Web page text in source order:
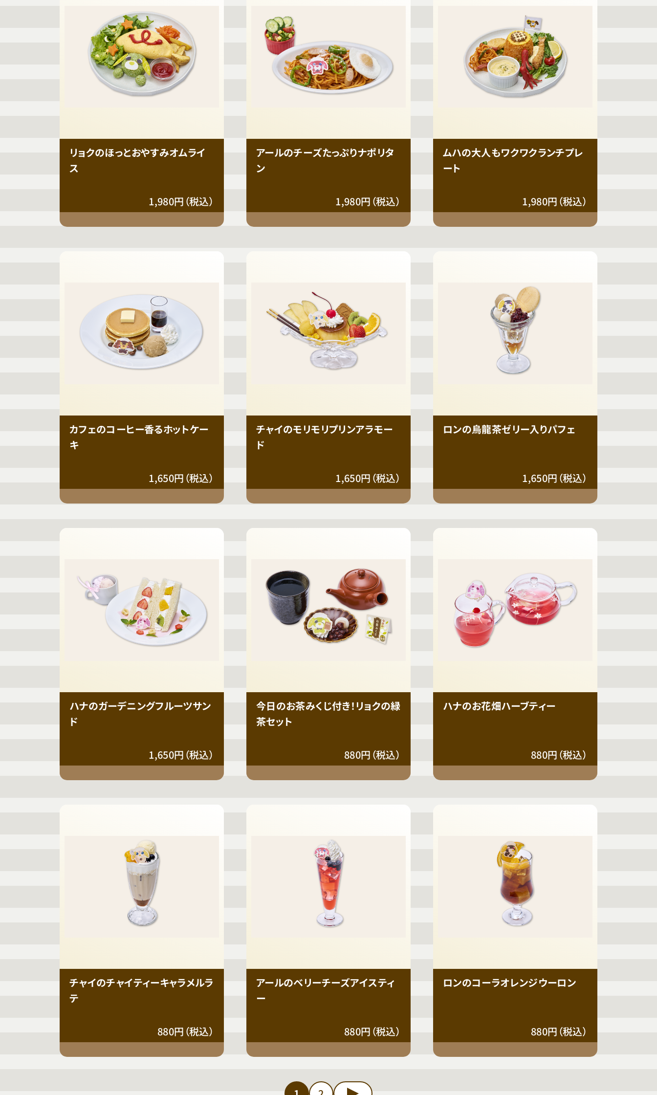
リョクのほっとおやすみオムライ
ス
1,980円（税込）
アールのチーズたっぷりナポリタ
ン
1,980円（税込）
ムハの大人もワクワクランチプレ
ート
1,980円（税込）
カフェのコーヒー香るホットケー
キ
1,650円（税込）
チャイのモリモリプリンアラモー
ド
1,650円（税込）
ロンの烏龍茶ゼリー入りパフェ
1,650円（税込）
ハナのガーデニングフルーツサン
ド
1,650円（税込）
今日のお茶みくじ付き！リョクの緑
茶セット
880円（税込）
ハナのお花畑ハーブティー
880円（税込）
チャイのチャイティーキャラメルラ
テ
880円（税込）
アールのベリーチーズアイスティ
ー
880円（税込）
ロンのコーラオレンジウーロン
880円（税込）